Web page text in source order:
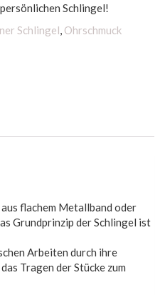
Schlingel!
Schlingel, Ohrschmuck
flachem Metallband oder
Grundprinzip der Schlingel ist
Arbeiten durch ihre
Tragen der Stücke zum